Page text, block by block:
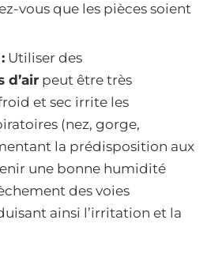
vous que les pièces soient
Utiliser des
d’air peut être très
et sec irrite les
(nez, gorge,
la prédisposition aux
une bonne humidité
des voies
ainsi l’irritation et la